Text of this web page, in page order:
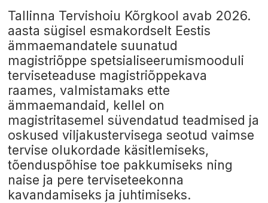
Tallinna Tervishoiu Kõrgkool avab 2026.
aasta sügisel esmakordselt Eestis
ämmaemandatele suunatud
magistriõppe spetsialiseerumismooduli
terviseteaduse magistriõppekava
raames, valmistamaks ette
ämmaemandaid, kellel on
magistritasemel süvendatud teadmised ja
oskused viljakustervisega seotud vaimse
tervise olukordade käsitlemiseks,
tõenduspõhise toe pakkumiseks ning
naise ja pere terviseteekonna
kavandamiseks ja juhtimiseks.